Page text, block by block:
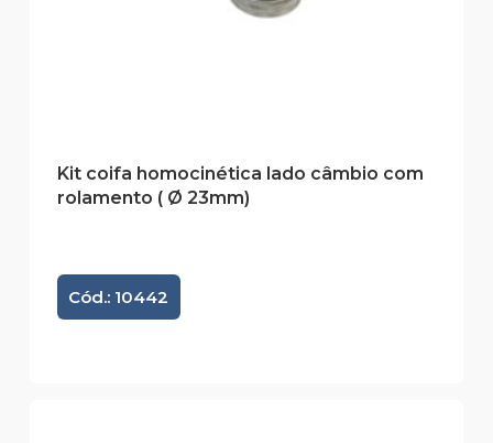
Kit coifa homocinética lado câmbio com
rolamento ( Ø 23mm)
Cód.: 10442